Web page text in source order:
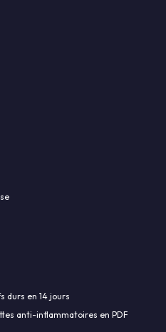
durs en 14 jours
anti-inflammatoires en PDF